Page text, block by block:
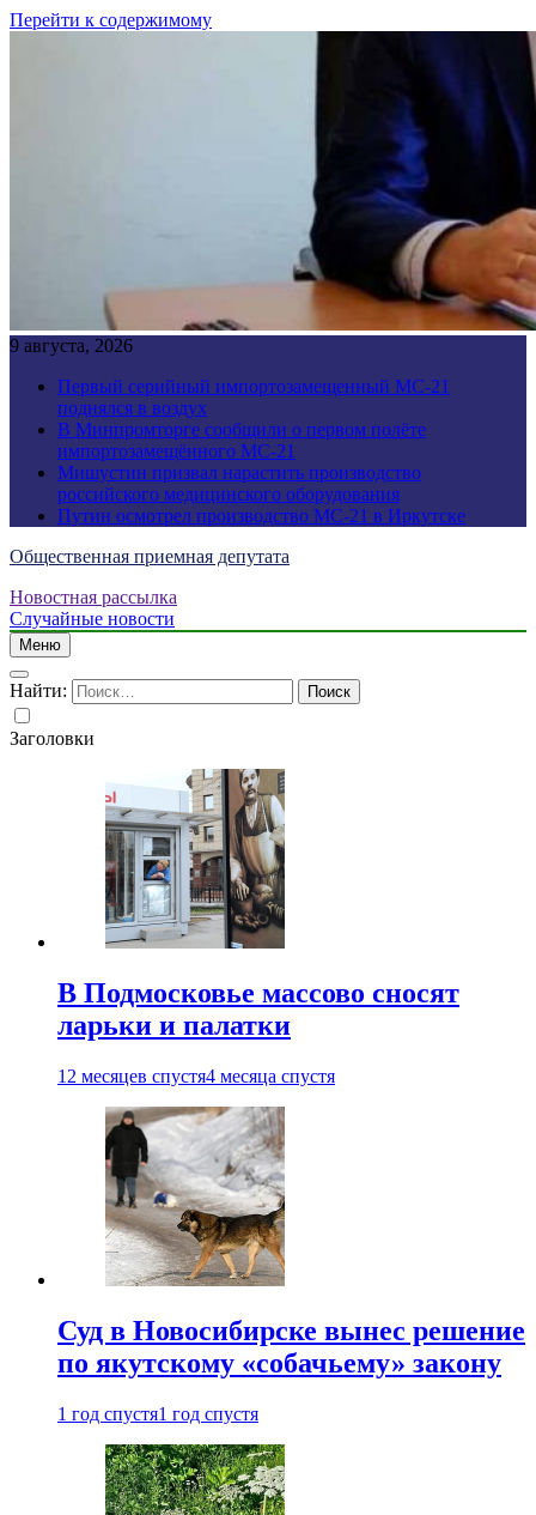
Перейти к содержимому
9 августа, 2026
Первый серийный импортозамещенный МС-21
поднялся в воздух
В Минпромторге сообщили о первом полёте
импортозамещённого МС-21
Мишустин призвал нарастить производство
российского медицинского оборудования
Путин осмотрел производство МС-21 в Иркутске
Общественная приемная депутата
Новостная рассылка
Случайные новости
Меню
Найти:
Заголовки
В Подмосковье массово сносят
ларьки и палатки
12 месяцев спустя4 месяца спустя
Суд в Новосибирске вынес решение
по якутскому «собачьему» закону
1 год спустя1 год спустя